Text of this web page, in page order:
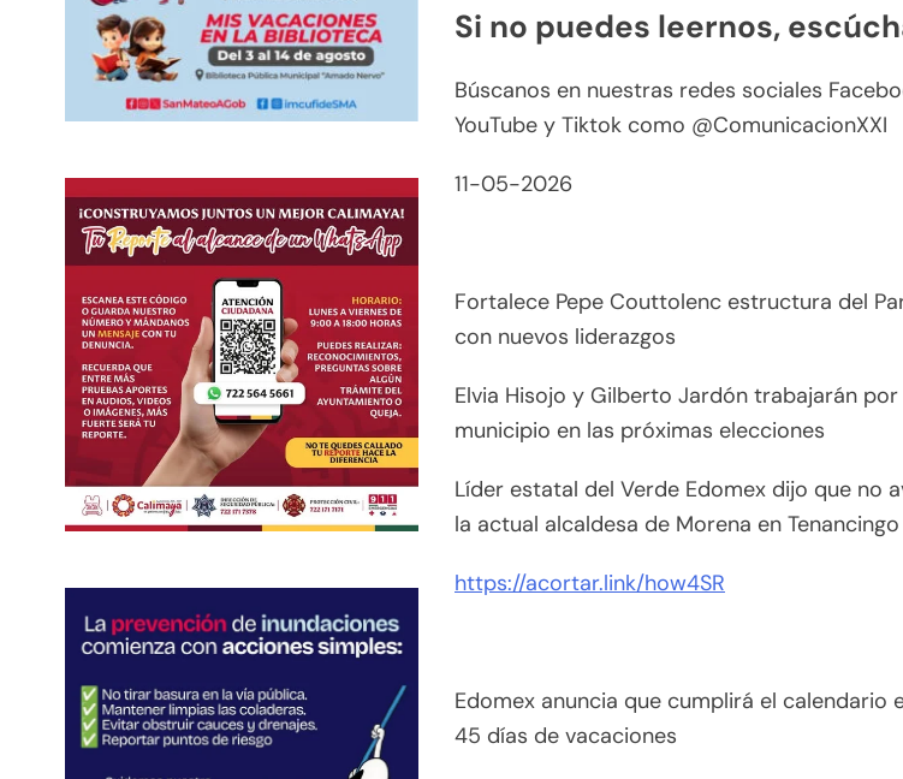
Si no puedes leernos,
Búscanos en nuestras redes sociales
YouTube y Tiktok como @ComunicacionXXI
11-05-2026
Fortalece Pepe Couttolenc estructura del
con nuevos liderazgos
Elvia Hisojo y Gilberto Jardón trabajarán
municipio en las próximas elecciones
Líder estatal del Verde Edomex dijo que no
la actual alcaldesa de Morena en Tenancingo
https://acortar.link/how4SR
Edomex anuncia que cumplirá el calendario
45 días de vacaciones